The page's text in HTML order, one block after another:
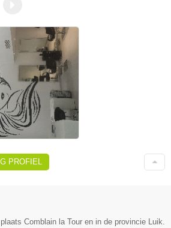
PROFIEL
Comblain la Tour en in de provincie Luik.